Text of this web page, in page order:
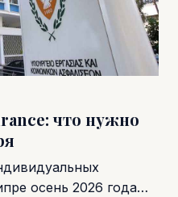
что нужно
осень 2026 года…